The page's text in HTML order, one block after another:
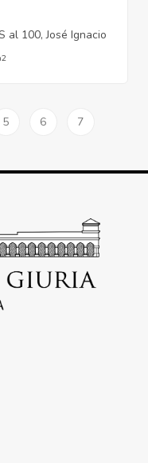
al 100, José Ignacio
5 6 7